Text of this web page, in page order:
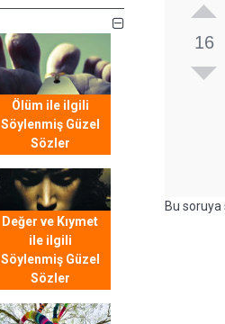
Ölüm ile ilgili
Söylenmiş Güzel
Sözler
Değer ve Kıymet
ile ilgili
Söylenmiş Güzel
Sözler
16
Bu soruya